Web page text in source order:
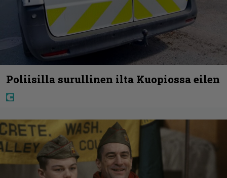
Poliisilla surullinen ilta Kuopiossa eilen